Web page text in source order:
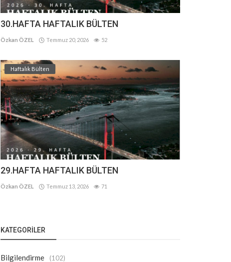
30.HAFTA HAFTALIK BÜLTEN
Özkan ÖZEL Temmuz 20, 2026 52
Haftalık Bülten
29.HAFTA HAFTALIK BÜLTEN
Özkan ÖZEL Temmuz 13, 2026 71
KATEGORILER
Bilgilendirme (102)